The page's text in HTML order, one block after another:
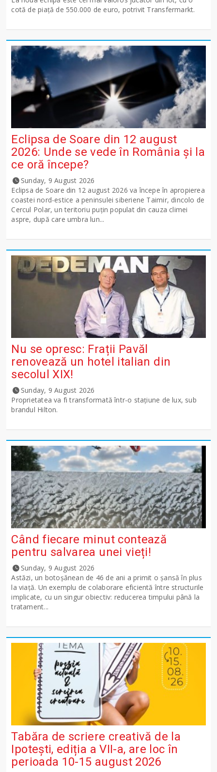
cotă de piață de 550.000 de euro, potrivit Transfermarkt.
Eclipsa de Soare din 12 august
2026: Unde se vede în România și la
ce oră începe?
Sunday, 9 August 2026
Eclipsa de Soare din 12 august 2026 va începe în apropierea
coastei nord-estice a peninsulei siberiene Taimir, dincolo de
Cercul Polar, un teritoriu puțin populat din cauza climei
aspre, după care umbra lun...
Nu se opresc: Frații Pavăl
renovează un hotel italian din
secolul XIX!
Sunday, 9 August 2026
Proprietatea va fi transformată într-o stațiune de lux, sub
brandul Hilton.
Când fiecare minut contează
pentru salvarea unei vieți!
Sunday, 9 August 2026
Astăzi, un botoșănean de 46 de ani a primit o șansă în plus
la viață. Un exemplu de colaborare eficientă între structurile
implicate, cu un singur obiectiv: reducerea timpului până la
tratament...
Tabăra de scriere creativă de la
Ipotești, ediția a VII-a, are loc în
perioada 10-15 august 2026